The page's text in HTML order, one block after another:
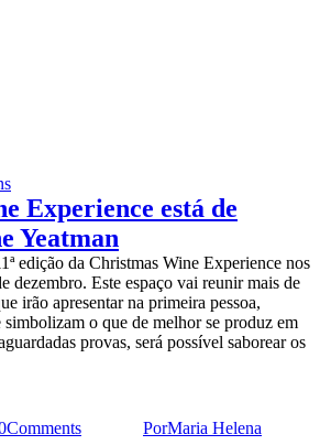
Experience está de
Yeatman
edição da Christmas Wine Experience nos
dezembro. Este espaço vai reunir mais de
irão apresentar na primeira pessoa,
simbolizam o que de melhor se produz em
provas, será possível saborear os
Comments PorMaria Helena